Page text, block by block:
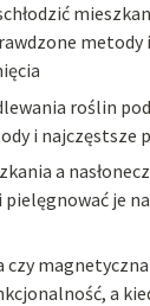
metody
roślin
i najczęstsze
a
je
czy
a